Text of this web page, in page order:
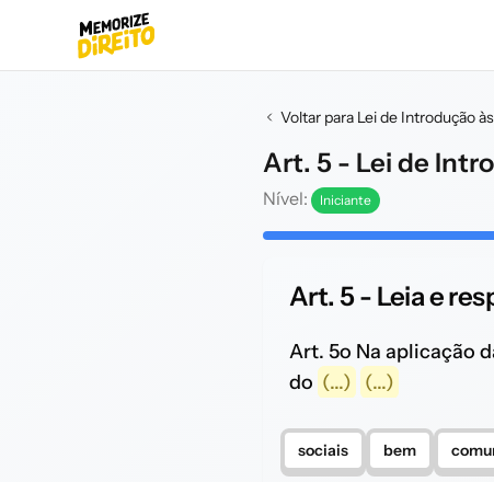
Voltar para Lei de Introdução
Art. 5 - Lei de
Nível: Iniciante
Art. 5 - Leia e
Art. 5o Na aplicação
do (...) (...)
sociais bem